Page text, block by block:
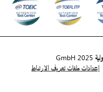
إعدادات ملفات تعريف الارتباط